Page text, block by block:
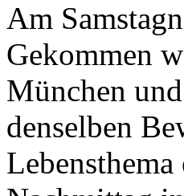
Am
Gekommen
München
denselben